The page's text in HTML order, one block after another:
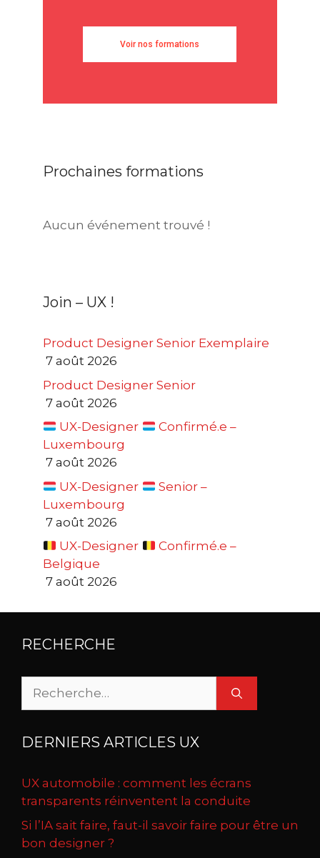
Voir nos formations
Prochaines formations
Aucun événement trouvé !
Join – UX !
Product Designer Senior Exemplaire
7 août 2026
Product Designer Senior
7 août 2026
UX-Designer
Confirmé.e –
Luxembourg
7 août 2026
UX-Designer
Senior –
Luxembourg
7 août 2026
UX-Designer
Confirmé.e –
Belgique
7 août 2026
RECHERCHE
Rechercher :
DERNIERS ARTICLES UX
UX automobile : comment les écrans
transparents réinventent la conduite
Si l’IA sait faire, faut-il savoir faire pour être un
bon designer ?